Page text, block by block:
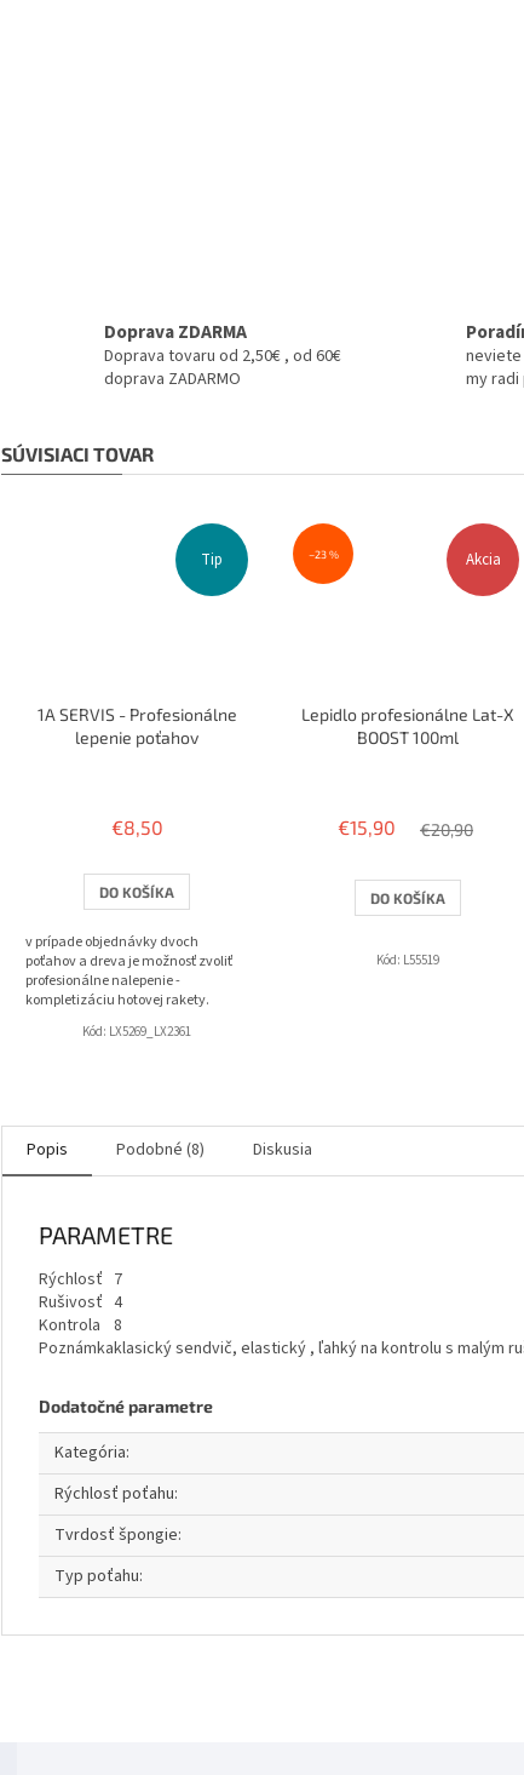
Doprava ZDARMA
Doprava tovaru od 2,50€ , od 60€
doprava ZADARMO
neviete
my radi
SÚVISIACI TOVAR
Tip
1A SERVIS - Profesionálne
lepenie poťahov
produktu
je
z
5
hviezdičiek.
€8,50
DO KOŠÍKA
v prípade objednávky dvoch
poťahov a dreva je možnosť zvoliť
profesionálne nalepenie -
kompletizáciu hotovej rakety.
Kód: LX5269_LX2361
Akcia
–23 %
Lepidlo profesionálne Lat-X
BOOST 100ml
z
5
€15,90 €20,90
DO KOŠÍKA
Kód: L55519
Popis Podobné (8) Diskusia
PARAMETRE
Rýchlosť 7
Rušivosť 4
Kontrola 8
Poznámkaklasický sendvič, elastický , ľahký na kontrolu s malým
Dodatočné parametre
Kategória:
Rýchlosť poťahu:
Tvrdosť špongie:
Typ poťahu: